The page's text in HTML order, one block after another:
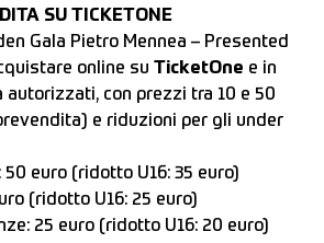
SU TICKETONE
Gala Pietro Mennea – Presented
online su TicketOne e in
con prezzi tra 10 e 50
e riduzioni per gli under
euro (ridotto U16: 35 euro)
(ridotto U16: 25 euro)
25 euro (ridotto U16: 20 euro)